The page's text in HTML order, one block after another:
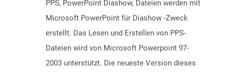
PPS, PowerPoint Diashow, Dateien werden mit
Microsoft PowerPoint für Diashow -Zweck
erstellt. Das Lesen und Erstellen von PPS-
Dateien wird von Microsoft Powerpoint 97-
2003 unterstützt. Die neueste Version dieses